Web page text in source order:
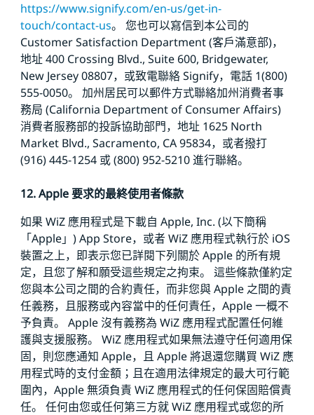
https://www.signify.com/en-us/get-in-
touch/contact-us。 您也可以寫信到本公司的
Customer Satisfaction Department (客戶滿意部)，
地址 400 Crossing Blvd., Suite 600, Bridgewater,
New Jersey 08807，或致電聯絡 Signify，電話 1(800)
555-0050。 加州居民可以郵件方式聯絡加州消費者事
務局 (California Department of Consumer Affairs)
消費者服務部的投訴協助部門，地址 1625 North
Market Blvd., Sacramento, CA 95834，或者撥打
(916) 445-1254 或 (800) 952-5210 進行聯絡。
12. Apple 要求的最終使用者條款
如果 WiZ 應用程式是下載自 Apple, Inc. (以下簡稱
「Apple」) App Store，或者 WiZ 應用程式執行於 iOS
裝置之上，即表示您已詳閱下列關於 Apple 的所有規
定，且您了解和願受這些規定之拘束。 這些條款僅約定
您與本公司之間的合約責任，而非您與 Apple 之間的責
任義務，且服務或內容當中的任何責任，Apple 一概不
予負責。 Apple 沒有義務為 WiZ 應用程式配置任何維
護與支援服務。 WiZ 應用程式如果無法遵守任何適用保
固，則您應通知 Apple，且 Apple 將退還您購買 WiZ 應
用程式時的支付金額；且在適用法律規定的最大可行範
圍內，Apple 無須負責 WiZ 應用程式的任何保固賠償責
任。 任何由您或任何第三方就 WiZ 應用程式或您的所